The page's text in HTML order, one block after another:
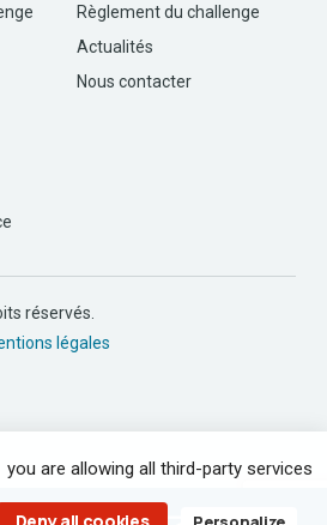
Règlement du challenge
Actualités
Nous contacter
réservés.
légales
you are allowing all third-party services